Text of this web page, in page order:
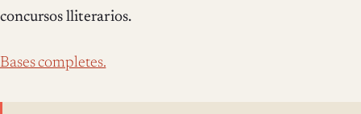
concursos lliterarios.
Bases completes.